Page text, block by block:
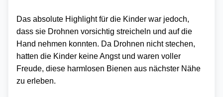
Das absolute Highlight für die Kinder war jedoch,
dass sie Drohnen vorsichtig streicheln und auf die
Hand nehmen konnten. Da Drohnen nicht stechen,
hatten die Kinder keine Angst und waren voller
Freude, diese harmlosen Bienen aus nächster Nähe
zu erleben.